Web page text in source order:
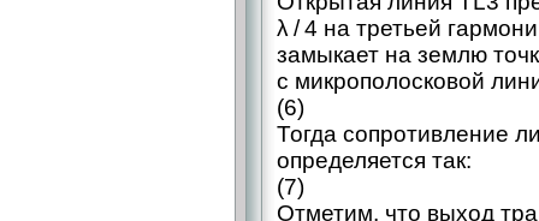
λ / 4 на третьей
замыкает на землю
с микрополосковой
(6)
Тогда сопротивление
определяется так:
(7)
Отметим, что выход